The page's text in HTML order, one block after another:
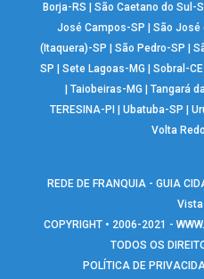
Borja-RS
|São Caetano do Sul-
José Campos-SP
|São José
(Itaquera)-SP
|São Pedro-SP |
SP
|Sete Lagoas-MG |Sobral-CE
Taiobeiras-MG Tangará
TERESINA-PI
|Ubatuba-SP |
Volta
REDE DE FRANQUIA - GUIA
COPYRIGHT • 2006-2021 -
TODOS OS
POLÍTICA DE